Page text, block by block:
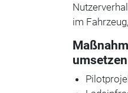
im
umsetzen